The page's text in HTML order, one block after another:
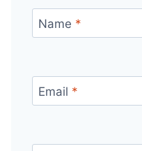
Name *
Email *